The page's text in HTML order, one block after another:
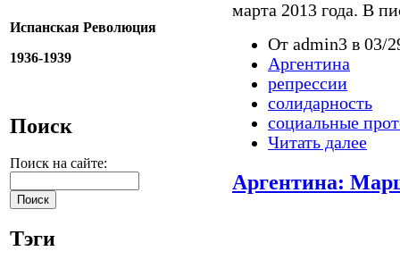
Испанская Революция
1936-1939
Поиск
Поиск на сайте:
Тэги
марта 2013 года. В
От admin3 в 03/
Аргентина
репрессии
солидарность
социальные
Читать далее
Аргентина: